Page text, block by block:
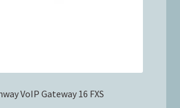
VoIP Gateway 16 FXS